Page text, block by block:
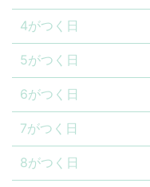
4がつく日
5がつく日
6がつく日
7がつく日
8がつく日